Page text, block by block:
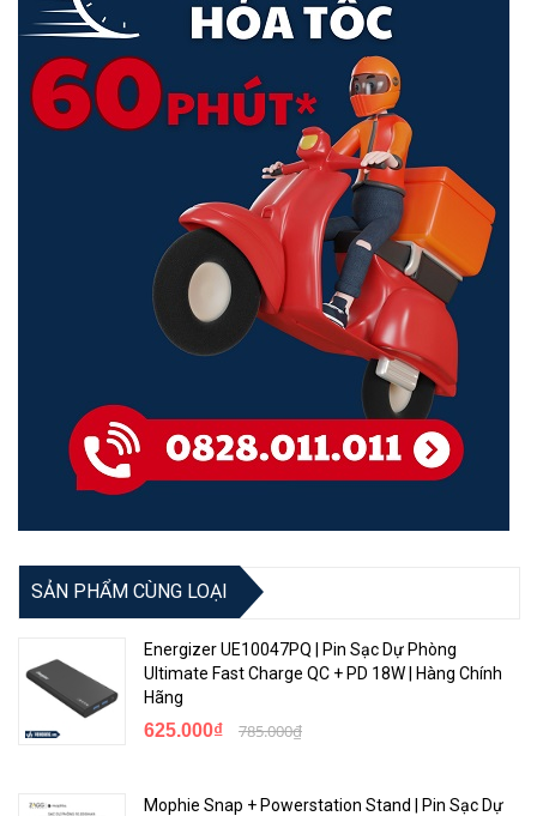
SẢN PHẨM CÙNG LOẠI
Energizer UE10047PQ | Pin Sạc Dự Phòng
Ultimate Fast Charge QC + PD 18W | Hàng Chính
Hãng
625.000₫ 785.000₫
Mophie Snap + Powerstation Stand | Pin Sạc Dự